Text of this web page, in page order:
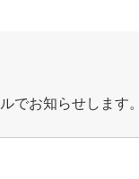
でお知らせします。